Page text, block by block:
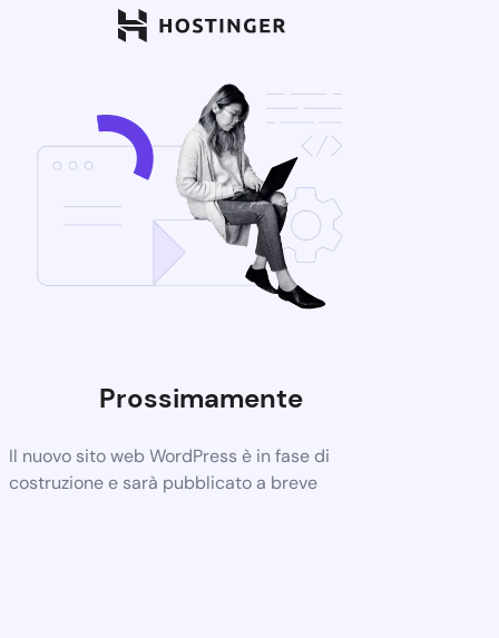
Prossimamente
Il nuovo sito web WordPress è in fase di
costruzione e sarà pubblicato a breve